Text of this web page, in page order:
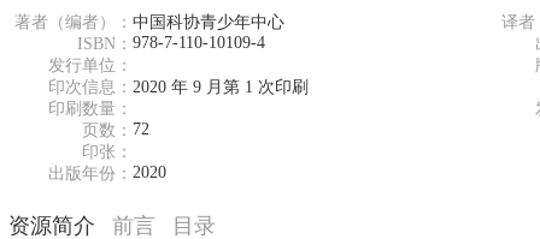
著者（编者）： 中国科协青少年中心
译者
ISBN： 978-7-110-10109-4
发行单位：
印次信息： 2020 年 9 月第 1 次印刷
印刷数量：
页数： 72
印张：
出版年份： 2020
资源简介 前言 目录